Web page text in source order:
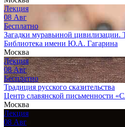
Лекция
08 Авг
Бесплатно
Загадки муравьиной
Библиотека имени Ю.А. Гагарина
Москва
Лекция
08 Авг
Бесплатно
Традиция русского сказительства
Центр славянской письменности
Москва
Лекция
08 Авг